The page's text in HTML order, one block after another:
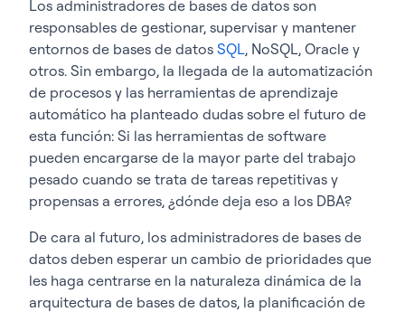
Los administradores de bases de datos son
responsables de gestionar, supervisar y mantener
entornos de bases de datos SQL, NoSQL, Oracle y
otros. Sin embargo, la llegada de la automatización
de procesos y las herramientas de aprendizaje
automático ha planteado dudas sobre el futuro de
esta función: Si las herramientas de software
pueden encargarse de la mayor parte del trabajo
pesado cuando se trata de tareas repetitivas y
propensas a errores, ¿dónde deja eso a los DBA?
De cara al futuro, los administradores de bases de
datos deben esperar un cambio de prioridades que
les haga centrarse en la naturaleza dinámica de la
arquitectura de bases de datos, la planificación de